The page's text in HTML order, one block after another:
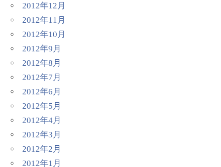
2012年12月
2012年11月
2012年10月
2012年9月
2012年8月
2012年7月
2012年6月
2012年5月
2012年4月
2012年3月
2012年2月
2012年1月